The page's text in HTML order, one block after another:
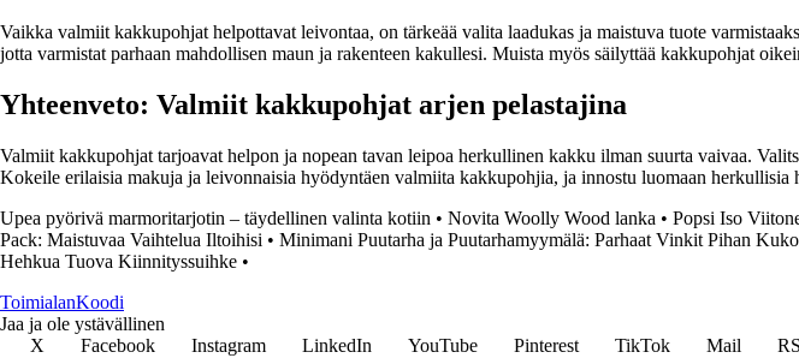
Vaikka valmiit kakkupohjat helpottavat leivontaa, on tärkeää valita laadukas ja maistuva tuote
jotta varmistat parhaan mahdollisen maun ja rakenteen kakullesi. Muista myös säilyttää kakkupohjat
Yhteenveto: Valmiit kakkupohjat arjen pelastajina
Valmiit kakkupohjat tarjoavat helpon ja nopean tavan leipoa herkullinen kakku ilman suurta vaivaa.
Kokeile erilaisia makuja ja leivonnaisia hyödyntäen valmiita kakkupohjia, ja innostu luomaan herkullisia
Upea pyörivä marmoritarjotin – täydellinen valinta kotiin • Novita Woolly Wood lanka • Popsi Iso
Pack: Maistuvaa Vaihtelua Iltoihisi • Minimani Puutarha ja Puutarhamyymälä: Parhaat Vinkit Pihan
Hehkua Tuova Kiinnityssuihke •
ToimialanKoodi
Jaa ja ole ystävällinen
X
Facebook Instagram LinkedIn YouTube Pinterest TikTok Mail